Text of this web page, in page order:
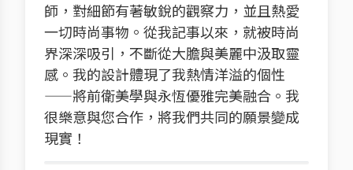
師，對細節有著敏銳的觀察力，並且熱愛
一切時尚事物。從我記事以來，就被時尚
界深深吸引，不斷從大膽與美麗中汲取靈
感。我的設計體現了我熱情洋溢的個性
——將前衛美學與永恆優雅完美融合。我
很樂意與您合作，將我們共同的願景變成
現實！